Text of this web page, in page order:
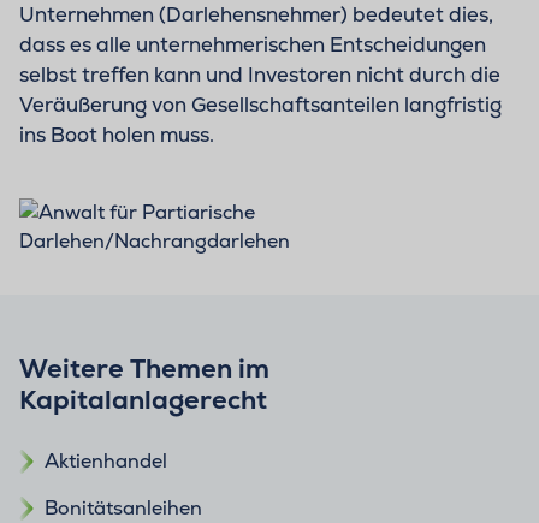
Unternehmen (Darlehensnehmer) bedeutet dies,
dass es alle unternehmerischen Entscheidungen
selbst treffen kann und Investoren nicht durch die
Veräußerung von Gesellschaftsanteilen langfristig
ins Boot holen muss.
Weitere Themen im
Kapitalanlagerecht
Aktienhandel
Bonitätsanleihen